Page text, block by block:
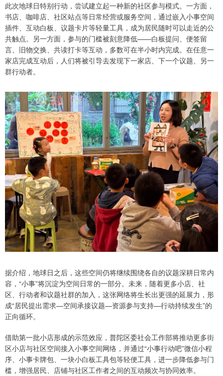
此次地球日特别行动，尝试建立起一种新的社区参与模式。一方面，
书店、咖啡店、社区站点等日常经营或服务空间，通过嵌入小事空间
插件、互动白板、议题卡片等轻量工具，成为居民随时可以走近的公
共触点。另一方面，参与的门槛被刻意降低——白板提问、便签留
言、旧物交换、共读打卡等互动，多数可在半小时内完成。在任意一
家店完成互动后，人们将被引导去发现下一家店、下一个议题、另一
群行动者。
据介绍，地球日之后，这些空间仍将继续围绕各自的议题深耕日常内
容，“小事”将沉淀为空间日常的一部分。未来，随着更多小店、社
区、行动者和议题社群的加入，这张网络将生长出更强的延展力，形
成“居民提出需求—空间承接议题—资源参与支持—行动持续发生”的
正向循环。
借助第一批小店形成的示范效应，普陀区委社会工作部将推动更多街
区小店与社区空间接入小事空间网络，并通过“小事行动吧”微信小程
序、小事卡牌包、一块小白板工具包等轻便工具，进一步降低参与门
槛，增强居民、店铺与社区工作者之间的互动频次与协同效率。